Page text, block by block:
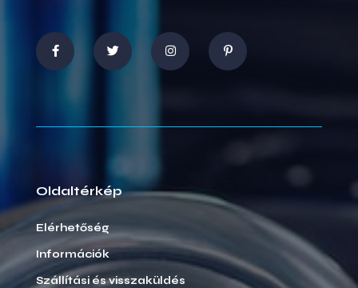
Oldaltérkép
Elérhetőség
Információk
Szállítási és visszaküldés